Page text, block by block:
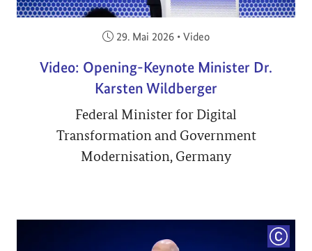
Veröffentlicht am:
29. Mai 2026 • Video
Video: Opening-Keynote Minister Dr.
Karsten Wildberger
Federal Minister for Digital
Transformation and Government
Modernisation, Germany